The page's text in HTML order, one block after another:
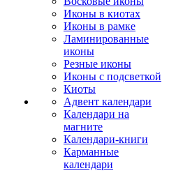
Иконы в киотах
Иконы в рамке
Ламинированные
иконы
Резные иконы
Иконы с подсветкой
Киоты
Адвент календари
Календари на
магните
Календари-книги
Карманные
календари